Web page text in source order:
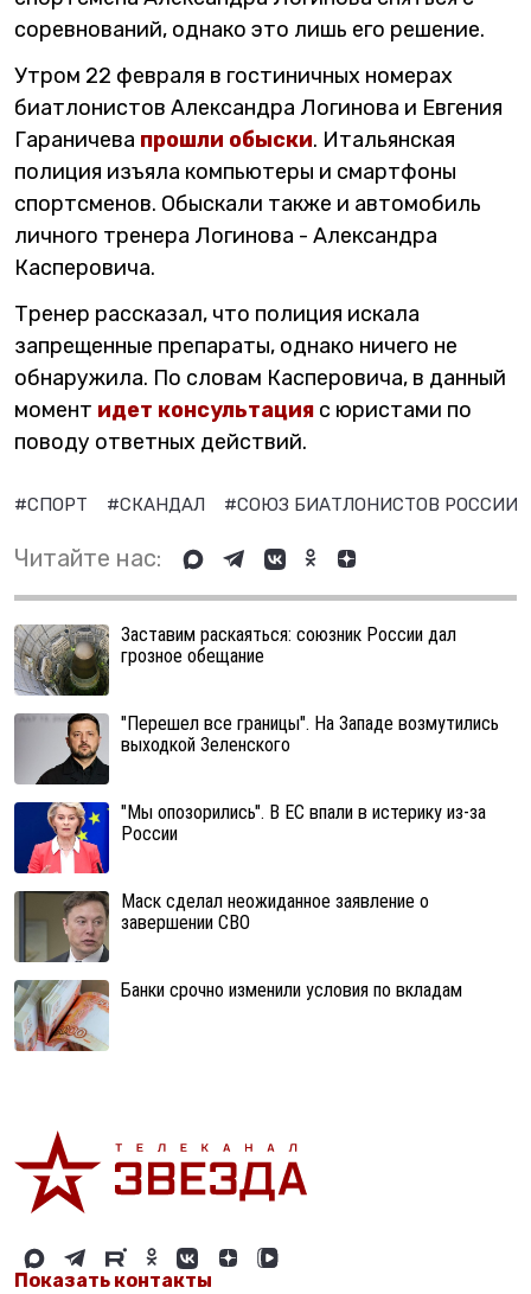
соревнований, однако это лишь его решение.
Утром 22 февраля в гостиничных номерах
биатлонистов Александра Логинова и Евгения
Гараничева прошли обыски. Итальянская
полиция изъяла компьютеры и смартфоны
спортсменов. Обыскали также и автомобиль
личного тренера Логинова - Александра
Касперовича.
Тренер рассказал, что полиция искала
запрещенные препараты, однако ничего не
обнаружила. По словам Касперовича, в данный
момент идет консультация с юристами по
поводу ответных действий.
#СПОРТ #СКАНДАЛ #СОЮЗ БИАТЛОНИСТОВ РОССИИ
Читайте нас:
Заставим раскаяться: союзник России дал
грозное обещание
"Перешел все границы". На Западе возмутились
выходкой Зеленского
"Мы опозорились". В ЕС впали в истерику из-за
России
Маск сделал неожиданное заявление о
завершении СВО
Банки срочно изменили условия по вкладам
Показать контакты